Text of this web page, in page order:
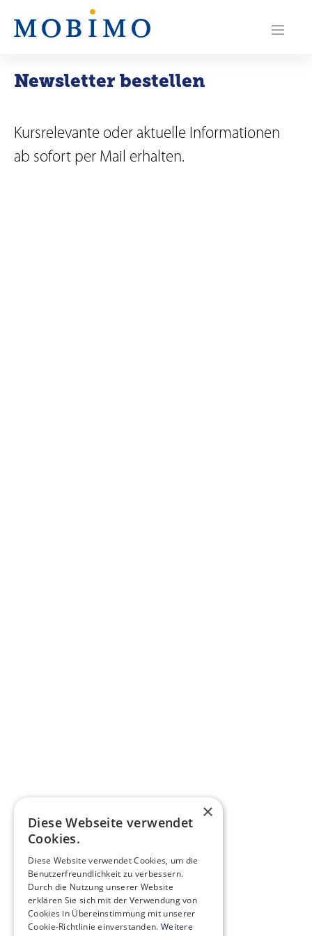
N
a
v
g
a
Newsletter bestellen
Kursrelevante oder aktuelle Informationen
ab sofort per Mail erhalten.
×
Diese Webseite verwendet
Cookies.
Diese Website verwendet Cookies, um die
Benutzerfreundlichkeit zu verbessern.
Durch die Nutzung unserer Website
erklären Sie sich mit der Verwendung von
Cookies in Übereinstimmung mit unserer
Cookie-Richtlinie einverstanden. Weitere